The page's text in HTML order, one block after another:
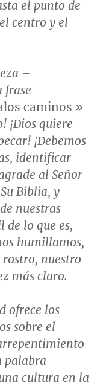
el punto de
centro y el
–
frase
caminos »
¡Dios quiere
¡Debemos
identificar
al Señor
Biblia, y
nuestras
de lo que es,
humillamos,
rostro, nuestro
más claro.
ofrece los
sobre el
palabra
cultura en la